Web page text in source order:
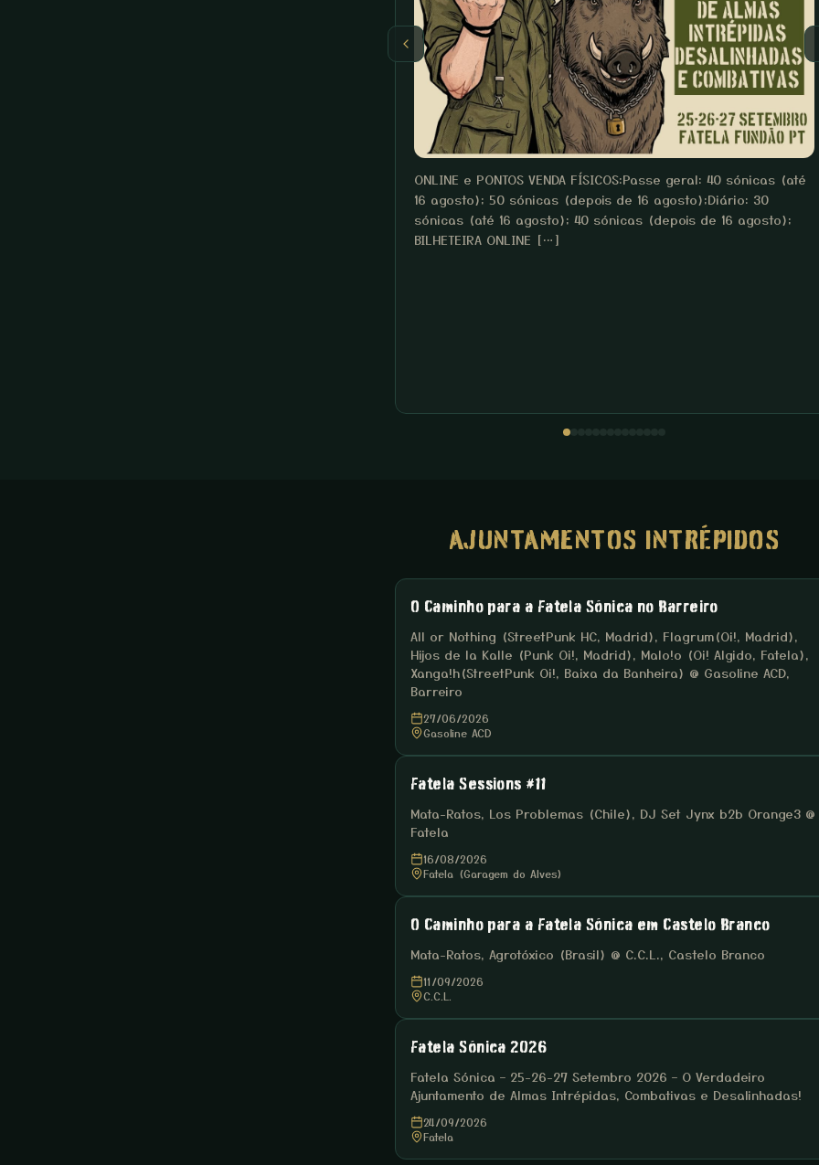
ONLINE e PONTOS VENDA FÍSICOS:Passe geral: 40 sónicas (até
16 agosto); 50 sónicas (depois de 16 agosto);Diário: 30
sónicas (até 16 agosto); 40 sónicas (depois de 16 agosto);
BILHETEIRA ONLINE […]
AJUNTAMENTOS INTRÉPIDOS
O Caminho para a Fatela Sónica no Barreiro
All or Nothing (StreetPunk HC, Madrid), Flagrum(Oi!, Madrid),
Hijos de la Kalle (Punk Oi!, Madrid), Malo!o (Oi! Algido, Fatela),
Xanga!h(StreetPunk Oi!, Baixa da Banheira) @ Gasoline ACD,
Barreiro
27/06/2026
Gasoline ACD
Fatela Sessions #11
Mata-Ratos, Los Problemas (Chile), DJ Set Jynx b2b Orange3 @
Fatela
16/08/2026
Fatela (Garagem do Alves)
O Caminho para a Fatela Sónica em Castelo Branco
Mata-Ratos, Agrotóxico (Brasil) @ C.C.L., Castelo Branco
11/09/2026
C.C.L.
Fatela Sónica 2026
Fatela Sónica – 25-26-27 Setembro 2026 – O Verdadeiro
Ajuntamento de Almas Intrépidas, Combativas e Desalinhadas!
24/09/2026
Fatela